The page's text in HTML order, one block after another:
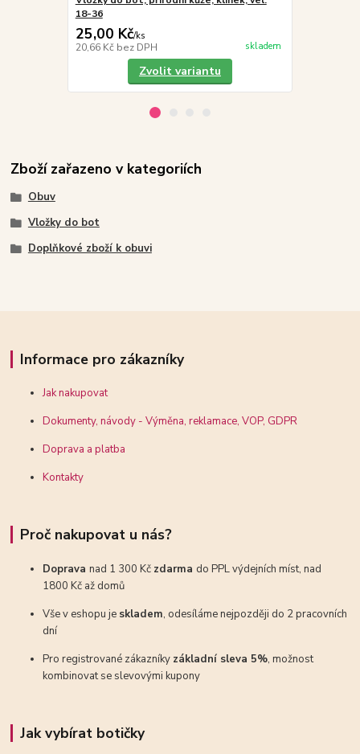
18-36
25,00 Kč/ks
20,66 Kč bez DPH skladem
Zvolit variantu
Zboží zařazeno v kategoriích
Obuv
Vložky do bot
Doplňkové zboží k obuvi
Informace pro zákazníky
Jak nakupovat
Dokumenty, návody - Výměna, reklamace, VOP, GDPR
Doprava a platba
Kontakty
Proč nakupovat u nás?
Dopravanad 1 300 Kč zdarma do PPL výdejních míst, nad
1800 Kč až domů
Vše v eshopu je skladem, odesíláme nejpozději do 2 pracovních
dní
Pro registrované zákazníky základní sleva 5%, možnost
kombinovat se slevovými kupony
Jak vybírat botičky